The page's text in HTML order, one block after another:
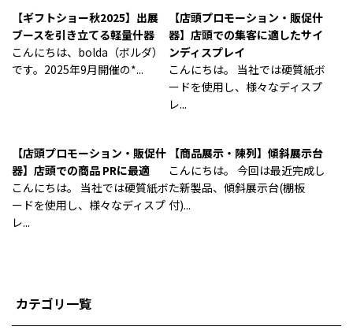
【ギフトショー秋2025】出展
ブースを引き立てる軽量什器
こんにちは、bolda（ボルダ）
です。2025年9月開催の*...
【店頭プロモーション・販促什
器】店頭での集客に適したサイ
ンディスプレイ
こんにちは。 当社では硬質紙ボ
ードを使用し、様々なディスプ
レ...
【店頭プロモーション・販促什
器】店頭での商品 PRに最適
こんにちは。 当社では硬質紙ボ
ードを使用し、様々なディスプ
レ...
【商品展示・陳列】傾斜展示台
こんにちは。 今回は最近完成し
た新製品、傾斜展示台(棚板
付)...
カテゴリ一覧